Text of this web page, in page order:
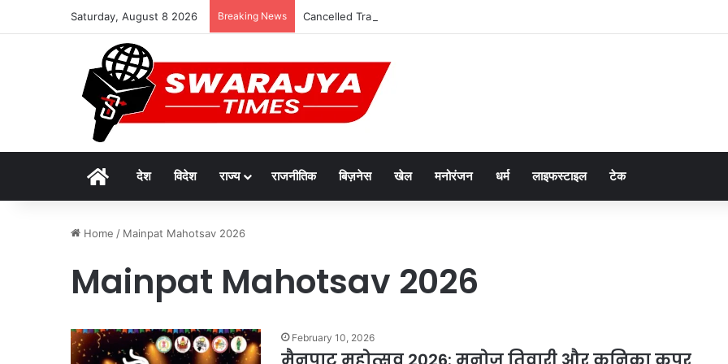
Saturday, August 8 2026 Breaking News Cancelled Train List: अजमेर रेल मंडल में ट्रैक दोहरीकरण का काम जारी, 12 ट्रेनें निरस्त; कई का बदला
Homeदेश विदेश राज्य राजनीतिक बिज़नेस खेल मनोरंजन धर्म लाइफस्टाइल टेक
Home / Mainpat Mahotsav 2026
Mainpat Mahotsav 2026
February 10, 2026